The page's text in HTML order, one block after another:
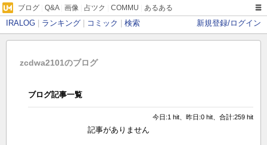
ブログ Q&A| 画像 占ツク COMMU あるある
IRALOG ランキング コミック 検索 新規登録/ログイン
zcdwa2101のブログ
ブログ記事一覧
今日:1 hit、昨日:0 hit、合計:259 hit
記事がありません